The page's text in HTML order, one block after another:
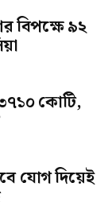
বিপক্ষে ৯২
কোটি,
যোগ দিয়েই